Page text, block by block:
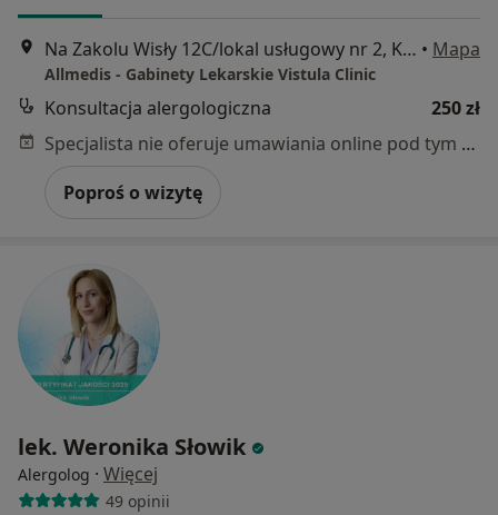
Na Zakolu Wisły 12C/lokal usługowy nr 2, Kraków • Mapa
Allmedis - Gabinety Lekarskie Vistula Clinic
Konsultacja alergologiczna
250 zł
Specjalista nie oferuje umawiania online pod tym adresem.
Poproś o wizytę
lek. Weronika Słowik
Alergolog · Więcej
49 opinii